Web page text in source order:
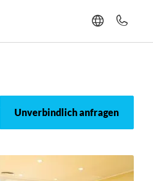
Unverbindlich anfragen